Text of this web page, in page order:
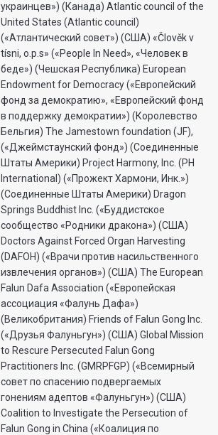
украинцев») (Канада) Atlantic council of the
United States (Atlantic council)
(«Атлантический совет») (США) «Člověk v
tísni, o.p.s» («People In Need», «Человек в
беде») (Чешская Республика) European
Endowment for Democracy («Европейский
фонд за демократию», «Европейский фонд
в поддержку демократии») (Королевство
Бельгия) The Jamestown foundation (JF),
(«Джеймстаунский фонд») (Соединенные
Штаты Америки) Project Harmony, Inc. (PH
International) («Прожект Хармони, Инк.»)
(Соединенные Штаты Америки) Dragon
Springs Buddhist Inc. («Буддистское
сообщество «Родники дракона») (США)
Doctors Against Forced Organ Harvesting
(DAFOH) («Врачи против насильственного
извлечения органов») (США) The European
Falun Dafa Association («Европейская
ассоциация «Фалунь Дафа»)
(Великобритания) Friends of Falun Gong Inc.
(«Друзья Фалуньгун») (США) Global Mission
to Rescure Persecuted Falun Gong
Practitioners Inc. (GMRPFGP) («Всемирный
совет по спасению подвергаемых
гонениям адептов «Фалуньгун») (США)
Coalition to Investigate the Persecution of
Falun Gong in China («Коалиция по